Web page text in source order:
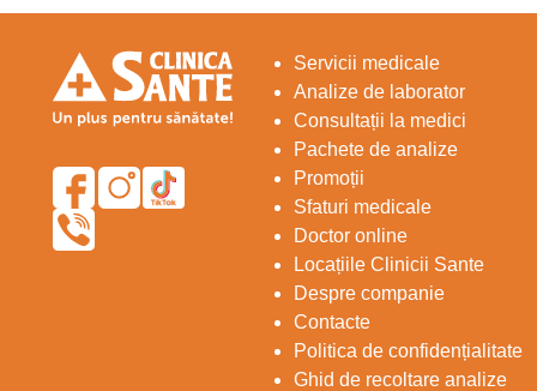
Servicii medicale
Analize de laborator
Consultații la medici
Pachete de analize
Promoții
Sfaturi medicale
Doctor online
Locațiile Clinicii Sante
Despre companie
Contacte
Politica de confidențialitate
Ghid de recoltare analize